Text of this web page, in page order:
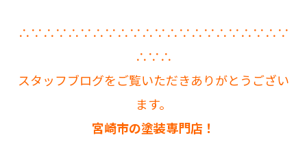
∴∵∴∵∴∵∴∵∴∵∴∵∴∵∴∵∴∵∴∵∴∵
∴∵∴
スタッフブログをご覧いただきありがとうござい
ます。
宮崎市の塗装専門店！